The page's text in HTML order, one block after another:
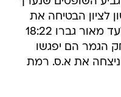
לציון הבטיחה את
מקומה בגמר. הצהובים של גלעד מאור גברו 18:22
הגמר הם יפגשו
את א.ס. רמת